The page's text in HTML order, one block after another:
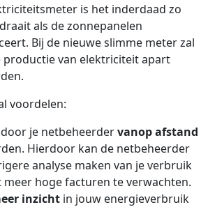
is het inderdaad zo
als de zonnepanelen
Bij de nieuwe slimme meter zal
productie van elektriciteit apart
voordelen:
je netbeheerdervanop afstand
Hierdoor kan de netbeheerder
analyse maken van je verbruik
meer hoge facturen te verwachten.
inzicht in jouw energieverbruik